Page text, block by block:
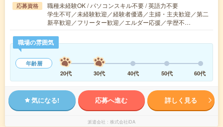
応募資格
職種未経験OK / パソコンスキル不要 / 英語力不要
学生不可／未経験歓迎／経験者優遇／主婦・主夫歓迎／第二
新卒歓迎／フリーター歓迎／エルダー応援／学歴不…
職場の雰囲気
年齢層
20代
30代 40代 50代 60代
気になる! 応募へ進む 詳しく見る
派遣会社 株式会社iDA